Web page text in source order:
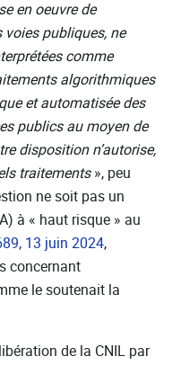
en oeuvre de
publiques, ne
comme
algorithmiques
et automatisée des
publics au moyen de
disposition n’autorise,
traitements», peu
ne soit pas un
à « haut risque » au
13 juin 2024,
concernant
le soutenait la
de la CNIL par